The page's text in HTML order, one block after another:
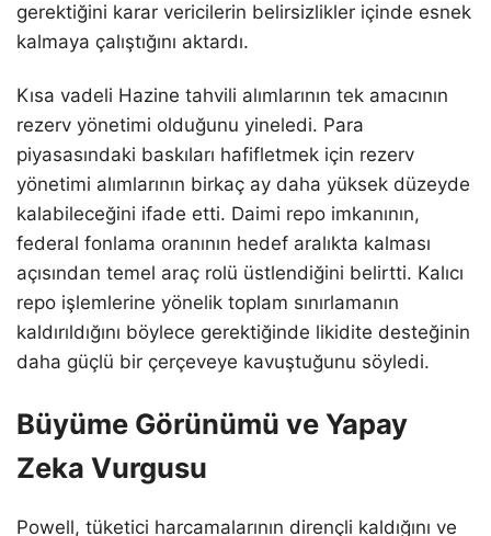
gerektiğini karar vericilerin belirsizlikler içinde esnek
kalmaya çalıştığını aktardı.
Kısa vadeli Hazine tahvili alımlarının tek amacının
rezerv yönetimi olduğunu yineledi. Para
piyasasındaki baskıları hafifletmek için rezerv
yönetimi alımlarının birkaç ay daha yüksek düzeyde
kalabileceğini ifade etti. Daimi repo imkanının,
federal fonlama oranının hedef aralıkta kalması
açısından temel araç rolü üstlendiğini belirtti. Kalıcı
repo işlemlerine yönelik toplam sınırlamanın
kaldırıldığını böylece gerektiğinde likidite desteğinin
daha güçlü bir çerçeveye kavuştuğunu söyledi.
Büyüme Görünümü ve Yapay
Zeka Vurgusu
Powell, tüketici harcamalarının dirençli kaldığını ve